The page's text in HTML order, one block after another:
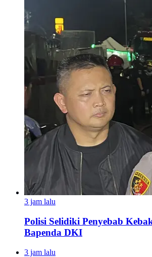
3 jam lalu
Polisi Selidiki Penyebab
Bapenda DKI
3 jam lalu